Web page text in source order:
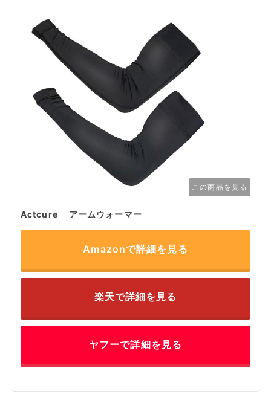
この商品を見る
Actcure アームウォーマー
Amazonで詳細を見る
楽天で詳細を見る
ヤフーで詳細を見る